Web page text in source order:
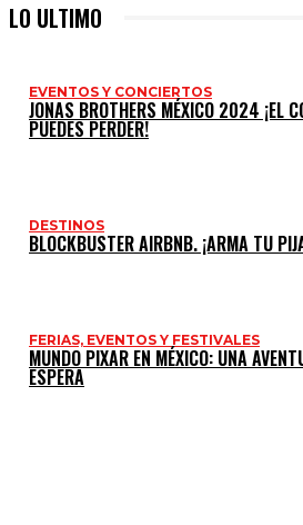
LO ULTIMO
EVENTOS Y CONCIERTOS
JONAS BROTHERS MÉXICO 2024 ¡EL
PUEDES PERDER!
DESTINOS
BLOCKBUSTER AIRBNB. ¡ARMA TU
FERIAS, EVENTOS Y FESTIVALES
MUNDO PIXAR EN MÉXICO: UNA
ESPERA